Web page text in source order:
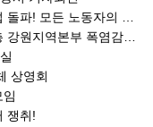
권 쟁취! 민주노총 7.15 총파업대회
폭염감시단 선포 기자회견
상영회
쟁취!